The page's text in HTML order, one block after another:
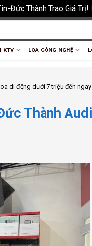
Đức Thành Trao Giá Trị!
KTV LOA CÔNG NGHỆ
di động dưới 7 triệu đến
Thành